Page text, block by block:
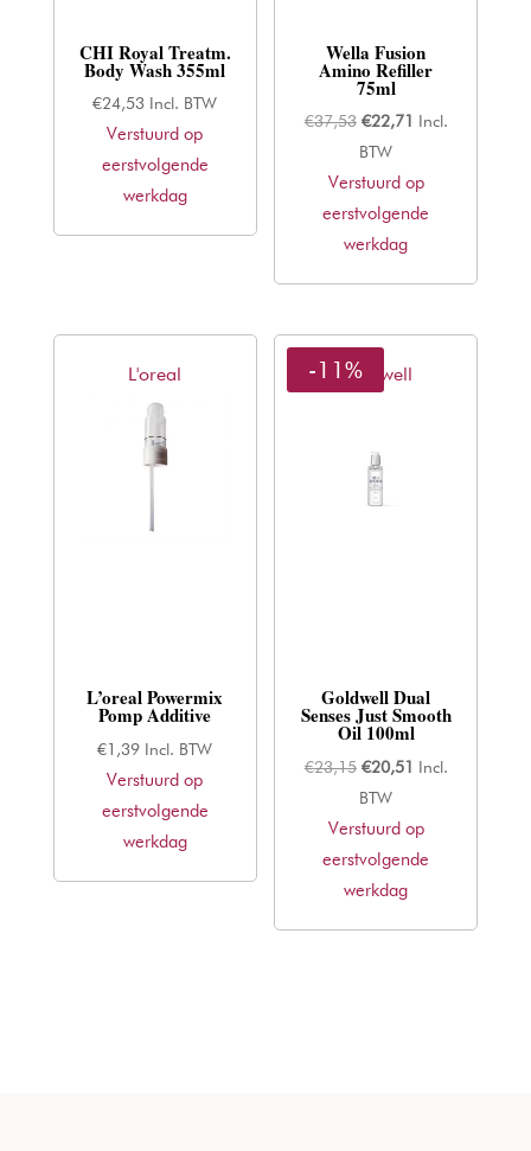
CHI Royal Treatm.
Body Wash 355ml
€24,53 Incl. BTW
Verstuurd op
eerstvolgende
werkdag
Wella Fusion
Amino Refiller
75ml
€37,53 Oorspronkelijke
prijs
was:
€37,53.
€22,71 Huidige
is:
€22,71.
Incl.
BTW
Verstuurd op
eerstvolgende
werkdag
L'oreal
L’oreal Powermix
Pomp Additive
€1,39 Incl. BTW
Verstuurd op
eerstvolgende
werkdag
Goldwell
-11%
Goldwell Dual
Senses Just Smooth
Oil 100ml
€23,15 Oorspronkelijke
prijs
was:
€23,15.
€20,51 Huidige
is:
€20,51.
Incl.
BTW
Verstuurd op
eerstvolgende
werkdag